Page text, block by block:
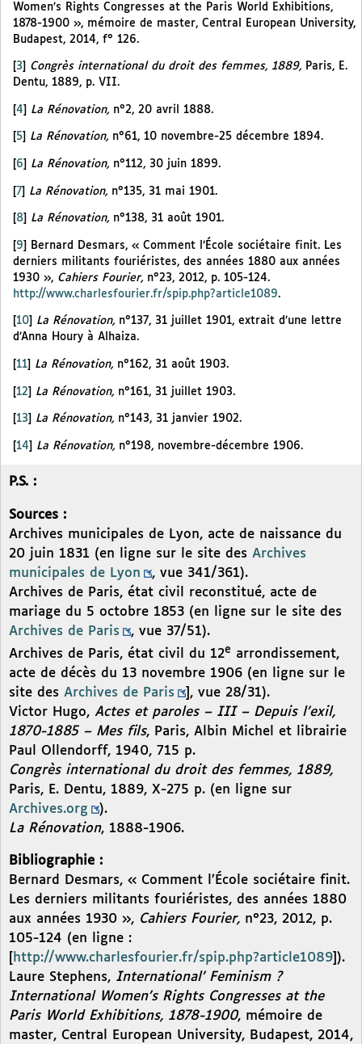
Women’s Rights Congresses at the Paris World Exhibitions,
1878-1900 », mémoire de master, Central European University,
Budapest, 2014, f° 126.
3 Congrès international du droit des femmes, 1889, Paris, E.
Dentu, 1889, p. VII.
[4] La Rénovation, n°2, 20 avril 1888.
5 La Rénovation, n°61, 10 novembre-25 décembre 1894.
6 La Rénovation, n°112, 30 juin 1899.
[7] La Rénovation, n°135, 31 mai 1901.
8 La Rénovation, n°138, 31 août 1901.
[9]
Bernard Desmars, « Comment l’École sociétaire finit. Les
derniers militants fouriéristes, des années 1880 aux années
1930 », Cahiers Fourier, n°23, 2012, p. 105-124.
http://www.charlesfourier.fr/spip.php?article1089.
10 La Rénovation, n°137, 31 juillet 1901, extrait d’une lettre
d’Anna Houry à Alhaiza.
11 La Rénovation, n°162, 31 août 1903.
[12] La Rénovation, n°161, 31 juillet 1903.
13 La Rénovation, n°143, 31 janvier 1902.
[14] La Rénovation, n°198, novembre-décembre 1906.
P.S. :
Sources :
Archives municipales de Lyon, acte de naissance du
20 juin 1831 (en ligne sur le site des Archives
municipales de Lyon
, vue 341/361).
Archives de Paris, état civil reconstitué, acte de
mariage du 5 octobre 1853 (en ligne sur le site des
Archives de Paris
, vue 37/51).
Archives de Paris, état civil du 12e arrondissement,
acte de décès du 13 novembre 1906 (en ligne sur le
site des Archives de Paris
], vue 28/31).
Victor Hugo, Actes et paroles – III – Depuis l’exil,
1870-1885 – Mes fils, Paris, Albin Michel et librairie
Paul Ollendorff, 1940, 715 p.
Congrès international du droit des femmes, 1889,
Paris, E. Dentu, 1889, X-275 p. (en ligne sur
Archives.org
).
La Rénovation, 1888-1906.
Bibliographie :
Bernard Desmars, « Comment l’École sociétaire finit.
Les derniers militants fouriéristes, des années 1880
aux années 1930 », Cahiers Fourier, n°23, 2012, p.
105-124 (en ligne :
http://www.charlesfourier.fr/spip.php?article1089 ]).
Laure Stephens, International’ Feminism ?
International Women’s Rights Congresses at the
Paris World Exhibitions, 1878-1900, mémoire de
master, Central European University, Budapest, 2014,